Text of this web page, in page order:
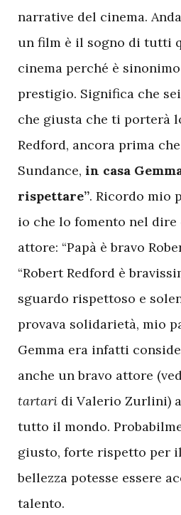
narrative del cinema.
un film è il sogno di tutti
cinema perché è
prestigio. Significa che
che giusta che ti porterà
Redford, ancora prima
Sundance, in casa
rispettare”. Ricordo mio
io che lo fomento nel dire
attore: “Papà è bravo
“Robert Redford è
sguardo rispettoso e
provava solidarietà, mio
Gemma era infatti
anche un bravo attore
tartari di Valerio Zurlini)
tutto il mondo.
giusto, forte rispetto per
bellezza potesse essere
talento.